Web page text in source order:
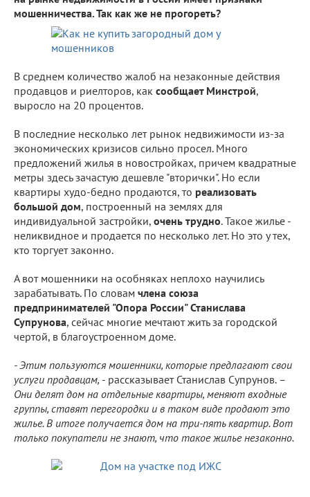
мошенничества. Так как же не прогореть?
В среднем количество жалоб на незаконные действия
продавцов и риелторов, как сообщает Минстрой,
выросло на 20 процентов.
В последние несколько лет рынок недвижимости из-за
экономических кризисов сильно просел. Много
предложений жилья в новостройках, причем квадратные
метры здесь зачастую дешевле "вторички". Но если
квартиры худо-бедно продаются, то реализовать
большой дом, построенный на землях для
индивидуальной застройки, очень трудно. Такое жилье -
неликвидное и продается по несколько лет. Но это у тех,
кто торгует законно.
А вот мошенники на особняках неплохо научились
зарабатывать. По словам члена союза
предпринимателей "Опора России" Станислава
Супрунова, сейчас многие мечтают жить за городской
чертой, в благоустроенном доме.
- Этим пользуются мошенники, которые предлагают свои
услуги продавцам, - рассказывает Станислав Супрунов. –
Они делят дом на отдельные квартиры, меняют входные
группы, ставят перегородки и в таком виде продают это
жилье. В итоге получается дом на три-пять квартир. Вот
только покупатели не знают, что такое жилье незаконно.